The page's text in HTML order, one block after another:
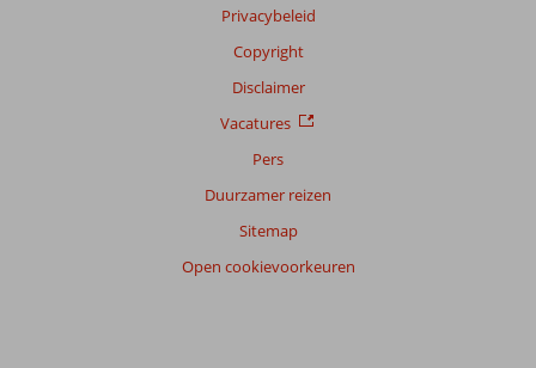
Privacybeleid
Copyright
Disclaimer
Vacatures
Pers
Duurzamer reizen
Sitemap
Open cookievoorkeuren